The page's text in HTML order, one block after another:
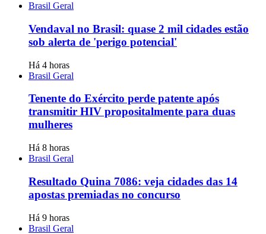
Brasil Geral
Vendaval no Brasil: quase 2 mil cidades estão
sob alerta de 'perigo potencial'
Há 4 horas
Brasil Geral
Tenente do Exército perde patente após
transmitir HIV propositalmente para duas
mulheres
Há 8 horas
Brasil Geral
Resultado Quina 7086: veja cidades das 14
apostas premiadas no concurso
Há 9 horas
Brasil Geral